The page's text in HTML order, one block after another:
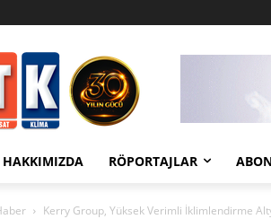
HAKKIMIZDA RÖPORTAJLAR
Kerry Group, Yüksek Verimli İklimlendirme